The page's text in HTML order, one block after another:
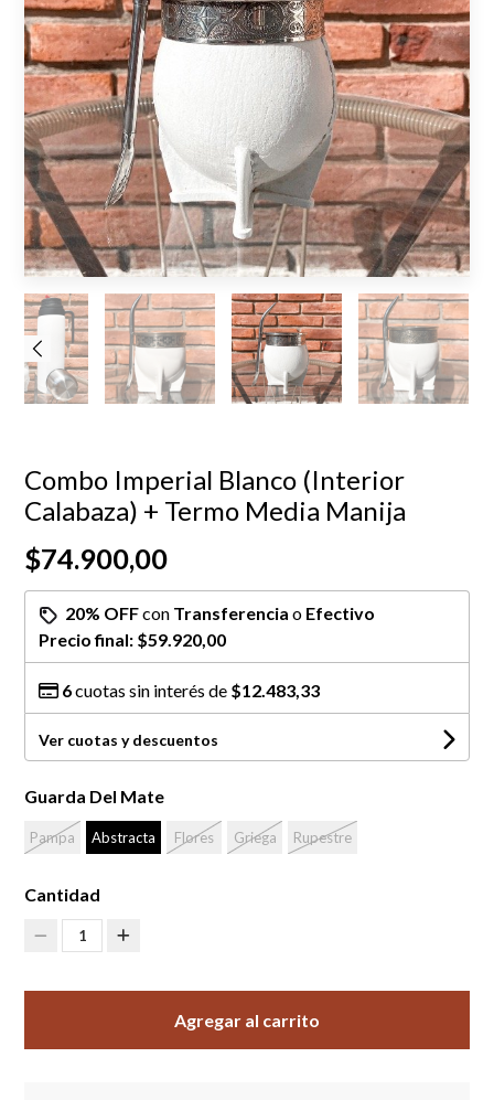
Combo Imperial Blanco (Interior
Calabaza) + Termo Media Manija
$74.900,00
20% OFFcon Transferencia o Efectivo
Precio final: $59.920,00
6cuotas sin interés de $12.483,33
Ver cuotas y descuentos
Guarda Del Mate
Pampa Abstracta Flores Griega Rupestre
Cantidad
1
Agregar al carrito